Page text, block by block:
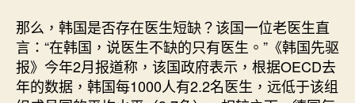
那么，韩国是否存在医生短缺？该国一位老医生直
言：“在韩国，说医生不缺的只有医生。”《韩国先驱
报》今年2月报道称，该国政府表示，根据OECD去
年的数据，韩国每1000人有2.2名医生，远低于该组